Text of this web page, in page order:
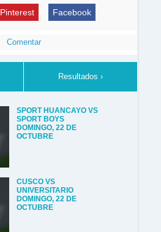
Pinterest Facebook
Comentar
Resultados ›
SPORT HUANCAYO VS
SPORT BOYS
DOMINGO, 22 DE
OCTUBRE
CUSCO VS
UNIVERSITARIO
DOMINGO, 22 DE
OCTUBRE